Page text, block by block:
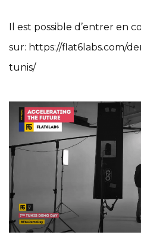
Il est possible d’entrer en
sur: https://flat6labs.com/
tunis/